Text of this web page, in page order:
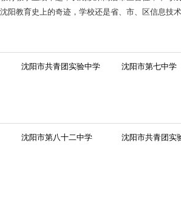
阳教育史上的奇迹，学校还是省、市、区信息技
沈阳市共青团实验中学
沈阳市第七中学
沈阳市第八十二中学
沈阳市共青团实